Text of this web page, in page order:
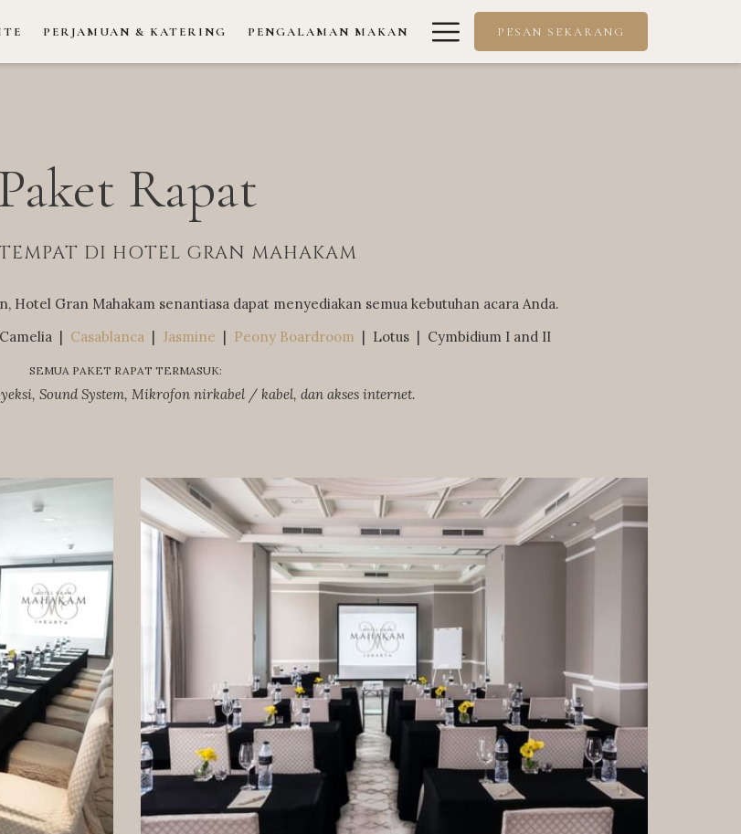
PERJAMUAN & KATERING PENGALAMAN MAKAN Hamburger
Menu
PESAN SEKARANG
Rapat
DI HOTEL GRAN MAHAKAM
Hotel Gran Mahakam senantiasa dapat menyediakan semua kebutuhan acara Anda.
| Casablanca | Jasmine | Peony Boardroom | Lotus | Cymbidium I and II
SEMUA PAKET RAPAT TERMASUK:
Sound System, Mikrofon nirkabel / kabel, dan akses internet.